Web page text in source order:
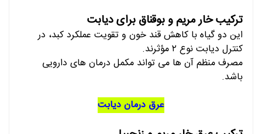
ترکیب خار مریم و بوقناق برای دیابت
این دو گیاه با کاهش قند خون و تقویت عملکرد کبد، در
کنترل دیابت نوع ۲ مؤثرند.
مصرف منظم آن ها می تواند مکمل درمان های دارویی
باشد.
عرق درمان دیابت